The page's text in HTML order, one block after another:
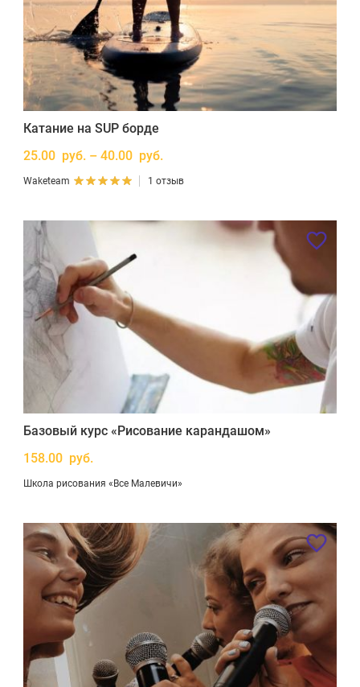
Катание на SUP борде
25.00 руб. – 40.00 руб.
Waketeam 1 отзыв
Базовый курс «Рисование карандашом»
158.00 руб.
Школа рисования «Все Малевичи»